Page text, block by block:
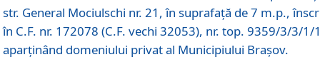
str. General Mociulschi nr. 21, în suprafață de 7 m.p.,
în C.F. nr. 172078 (C.F. vechi 32053), nr. top. 9359/3/3/1/
aparținând domeniului privat al Municipiului Brașov.